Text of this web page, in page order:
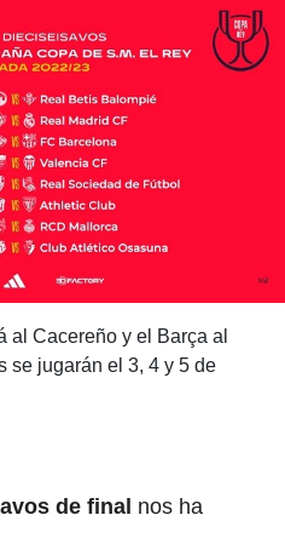
al Cacereño y el Barça al
se jugarán el 3, 4 y 5 de
de final nos ha